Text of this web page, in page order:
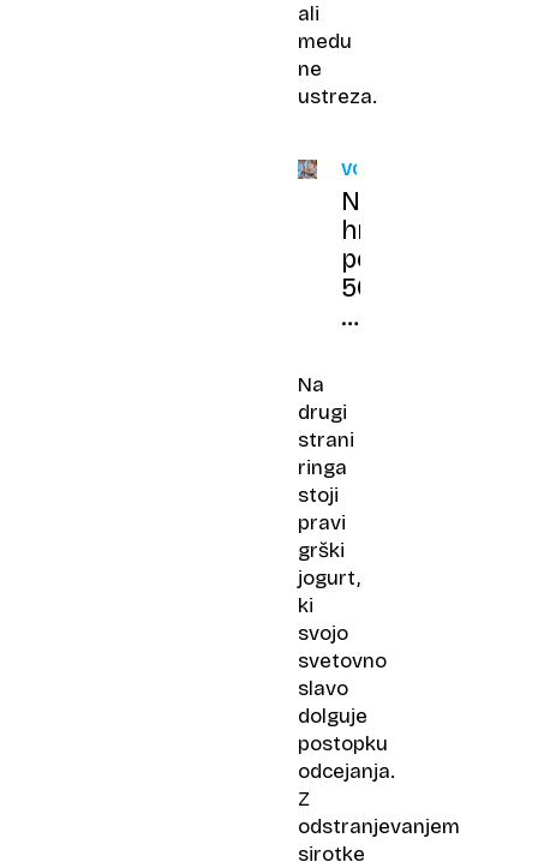
ali
medu
ne
ustreza.
VODNIK
Najboljša
hrana
po
50.
letu:
za
več
energije
vitalnost?
Na
drugi
strani
ringa
stoji
pravi
grški
jogurt,
ki
svojo
svetovno
slavo
dolguje
postopku
odcejanja.
Z
odstranjevanjem
sirotke